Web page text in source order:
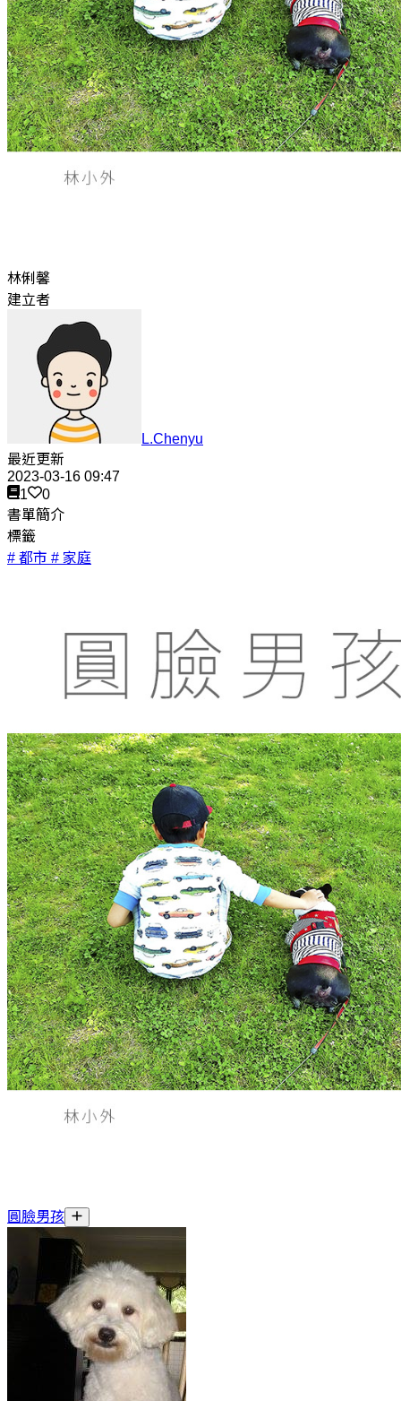
林俐馨
建立者
L.Chenyu
最近更新
2023-03-16 09:47
1
0
書單簡介
標籤
# 都市 # 家庭
圓臉男孩